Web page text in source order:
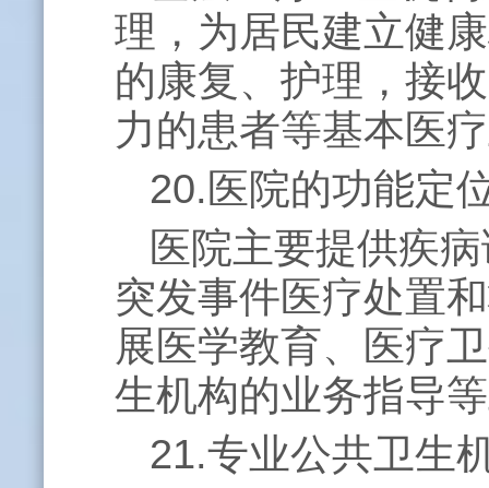
理，为居民建立健
的康复、护理，接
力的患者等基本医
20.医院的功能定
医院主要提供疾
突发事件医疗处置
展医学教育、医疗
生机构的业务指导
21.专业公共卫生